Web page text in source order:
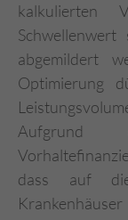
kalkulierten
abgemildert
Optimierung
Aufgrund
dass auf